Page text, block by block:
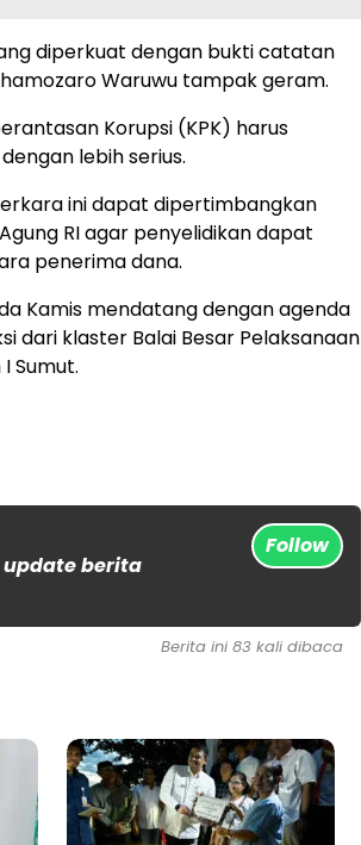
diperkuat dengan bukti catatan
Waruwu tampak geram.
Korupsi (KPK) harus
lebih serius.
ini dapat dipertimbangkan
RI agar penyelidikan dapat
penerima dana.
Kamis mendatang dengan agenda
dari klaster Balai Besar Pelaksanaan
Sumut.
berita
Follow
Berita ini 83 kali dibaca